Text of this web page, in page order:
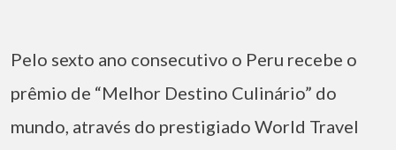
Pelo sexto ano consecutivo o Peru recebe o
prêmio de “Melhor Destino Culinário” do
mundo, através do prestigiado World Travel